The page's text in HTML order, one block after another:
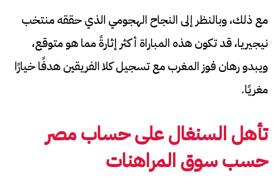
مع ذلك، وبالنظر إلى النجاح الهجومي الذي حققه منتخب
نيجيريا، قد تكون هذه المباراة أكثر إثارةً مما هو متوقع،
ويبدو رهان فوز المغرب مع تسجيل كلا الفريقين هدفًا خيارًا
مغريًا.
تأهل السنغال على حساب مصر
حسب سوق المراهنات